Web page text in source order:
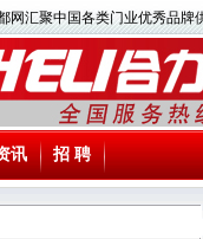
网汇聚中国各类门业优秀品牌
讯 招 聘